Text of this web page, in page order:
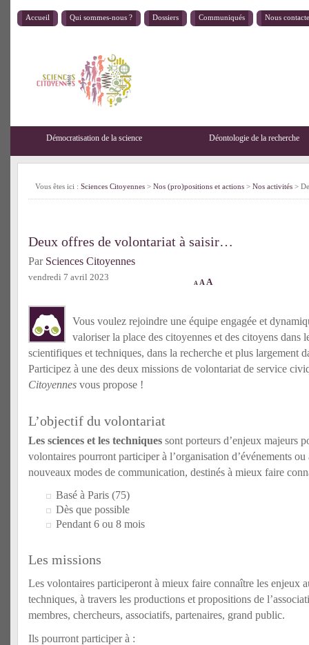
Accueil Qui sommes-nous ? Dossiers Communiqués Nous
Démocratisation de la science Déontologie de la recherche
Vous êtes ici : Sciences Citoyennes > Nos (pro)positions et actions > Nos activités >
Deux offres de volontariat à saisir…
Par Sciences Citoyennes
vendredi 7 avril 2023
A A A
Vous voulez rejoindre une équipe engagée et
valoriser la place des citoyennes et des citoyens dans
scientifiques et techniques, dans la recherche et plus largement
Participez à une des deux missions de volontariat de service
Citoyennes vous propose !
L’objectif du volontariat
Les sciences et les techniques sont porteurs d’enjeux majeurs
volontaires pourront participer à l’organisation d’événements
nouveaux modes de communication, destinés à mieux faire
Basé à Paris (75)
Dès que possible
Pendant 6 ou 8 mois
Les missions
Les volontaires participeront à mieux faire connaître les enjeux
techniques, à travers les productions et propositions de
membres, chercheurs, associatifs, partenaires, grand public.
Ils pourront participer à :